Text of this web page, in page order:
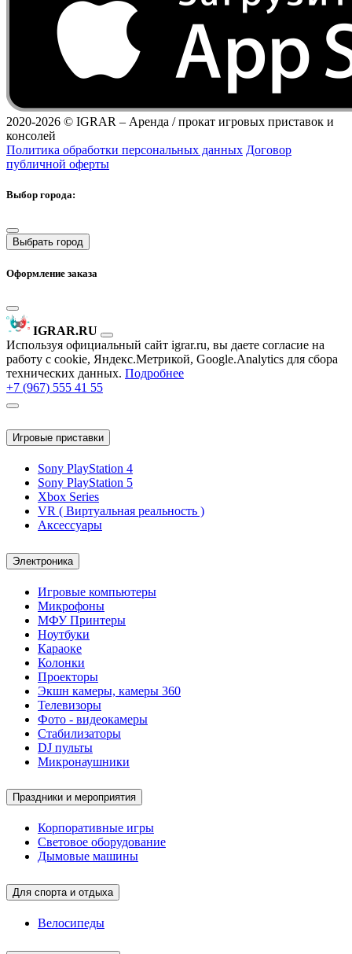
2020-2026 © IGRAR – Аренда / прокат игровых приставок и
консолей
Политика обработки персональных данных Договор
публичной оферты
Выбор города:
Выбрать город
Оформление заказа
IGRAR.RU
Используя официальный сайт igrar.ru, вы даете согласие на
работу с cookie, Яндекс.Метрикой, Google.Analytics для сбора
технических данных. Подробнее
+7 (967) 555 41 55
Игровые приставки
Sony PlayStation 4
Sony PlayStation 5
Xbox Series
VR ( Виртуальная реальность )
Аксессуары
Электроника
Игровые компьютеры
Микрофоны
МФУ Принтеры
Ноутбуки
Караоке
Колонки
Проекторы
Экшн камеры, камеры 360
Телевизоры
Фото - видеокамеры
Стабилизаторы
DJ пульты
Микронаушники
Праздники и мероприятия
Корпоративные игры
Световое оборудование
Дымовые машины
Для спорта и отдыха
Велосипеды